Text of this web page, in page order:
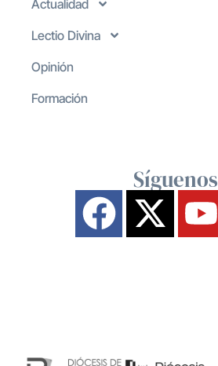
Actualidad
Lectio Divina
Opinión
Formación
Síguenos